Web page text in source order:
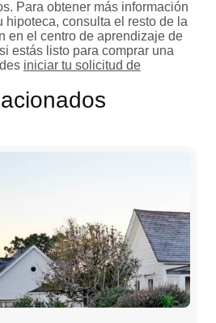
Para obtener más información
hipoteca, consulta el resto de la
en el centro de aprendizaje de
estás listo para comprar una
iniciar tu solicitud de